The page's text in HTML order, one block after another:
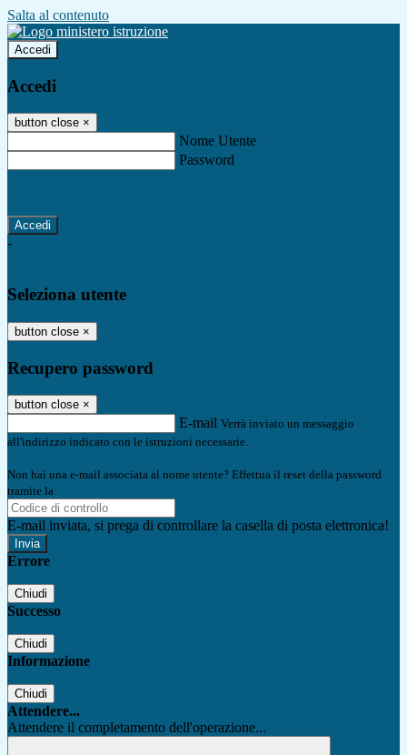
Salta al contenuto
Accedi
Accedi
button close ×
Nome Utente
Password
-
Seleziona utente
button close ×
Recupero password
button close ×
E-mail Verrà inviato un messaggio
all'indirizzo indicato con le istruzioni necessarie.
Non hai una e-mail associata al nome utente? Effettua il reset della password
tramite la
E-mail inviata, si prega di controllare la casella di posta elettronica!
Errore
Chiudi
Successo
Chiudi
Informazione
Chiudi
Attendere...
Attendere il completamento dell'operazione...